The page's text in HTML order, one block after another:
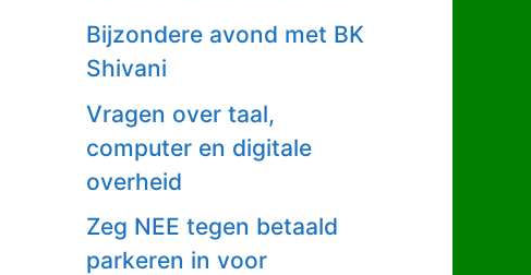
Bijzondere avond met BK
Shivani
Vragen over taal,
computer en digitale
overheid
Zeg NEE tegen betaald
parkeren in voor